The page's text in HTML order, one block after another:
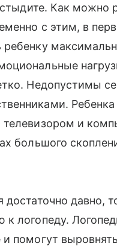
стыдите. Как можно
с этим, в
ребенку
Недопустимы
Ребенка
телевизором и
большого
достаточно давно,
логопеду.
и помогут